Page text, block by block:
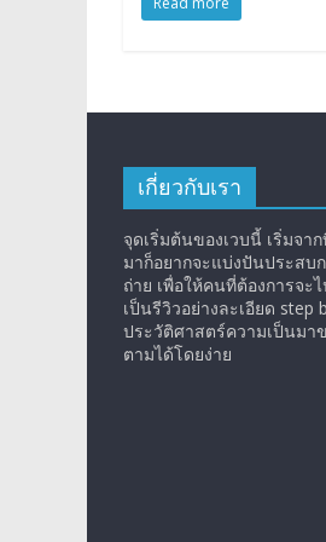
เกี่ยวกับเรา
จุดเริ่มต้นของเวบนี้ เริ่มจา
มาก็อยากจะแบ่งปันประสบ
ถ่าย เพื่อให้คนที่ต้องการจะ
เป็นรีวิวอย่างละเอียด
ประวัติศาสตร์ความเป็นมา
ตามได้โดยง่าย